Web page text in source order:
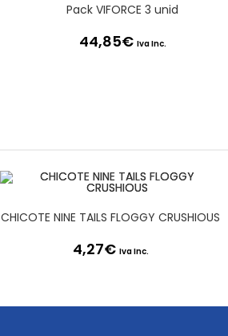
Pack VIFORCE 3 unid
44,85€ Iva Inc.
CHICOTE NINE TAILS FLOGGY CRUSHIOUS
4,27€ Iva Inc.